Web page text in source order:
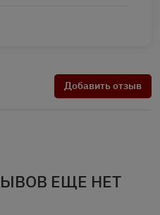
Добавить отзыв
ЕЩЕ НЕТ